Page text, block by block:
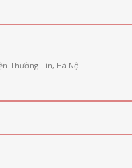
Thường Tín, Hà Nội